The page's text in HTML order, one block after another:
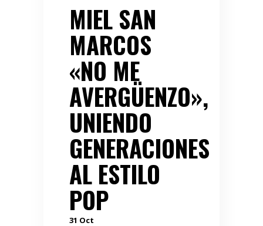
MIEL SAN
MARCOS
«NO ME
AVERGÜENZO»,
UNIENDO
GENERACIONES
AL ESTILO
POP
31 Oct